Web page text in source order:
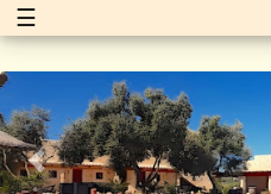
☰
Zurück